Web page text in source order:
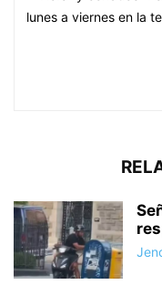
lunes a viernes en la